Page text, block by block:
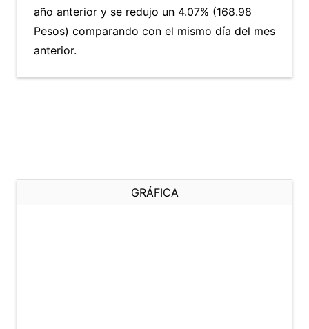
año anterior y se redujo un 4.07% (168.98
Pesos) comparando con el mismo día del mes
anterior.
GRÁFICA